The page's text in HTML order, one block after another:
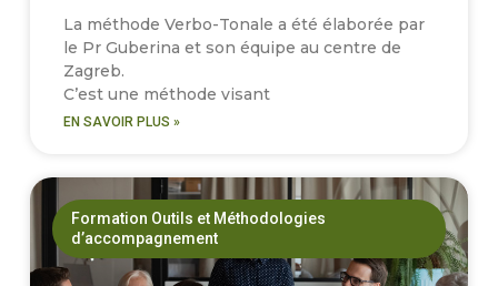
La méthode Verbo-Tonale a été élaborée par
le Pr Guberina et son équipe au centre de
Zagreb.
C’est une méthode visant
EN SAVOIR PLUS »
Formation Outils et Méthodologies
d’accompagnement